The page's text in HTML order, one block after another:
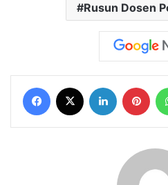
Rusun Dosen
Facebook LinkedIn